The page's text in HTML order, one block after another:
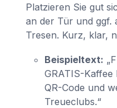
Platzieren Sie gut
an der Tür und ggf.
Tresen. Kurz, klar,
Beispieltext:
GRATIS-Kaffee
QR-Code und
Treueclubs.“